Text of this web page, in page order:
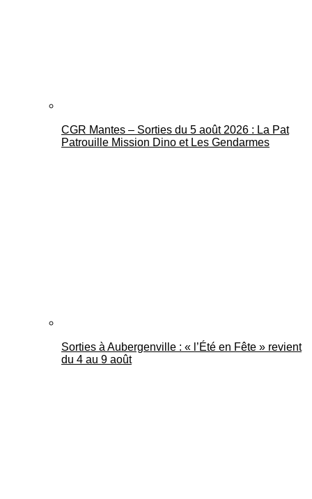
CGR Mantes – Sorties du 5 août 2026 : La Pat
Patrouille Mission Dino et Les Gendarmes
Sorties à Aubergenville : « l’Été en Fête » revient
du 4 au 9 août